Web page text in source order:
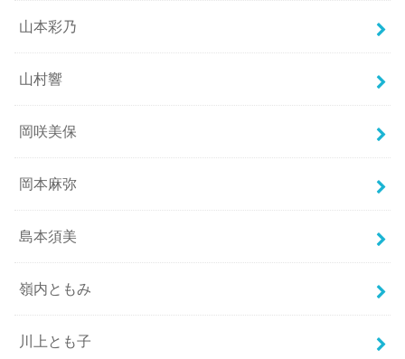
山本彩乃
山村響
岡咲美保
岡本麻弥
島本須美
嶺内ともみ
川上とも子